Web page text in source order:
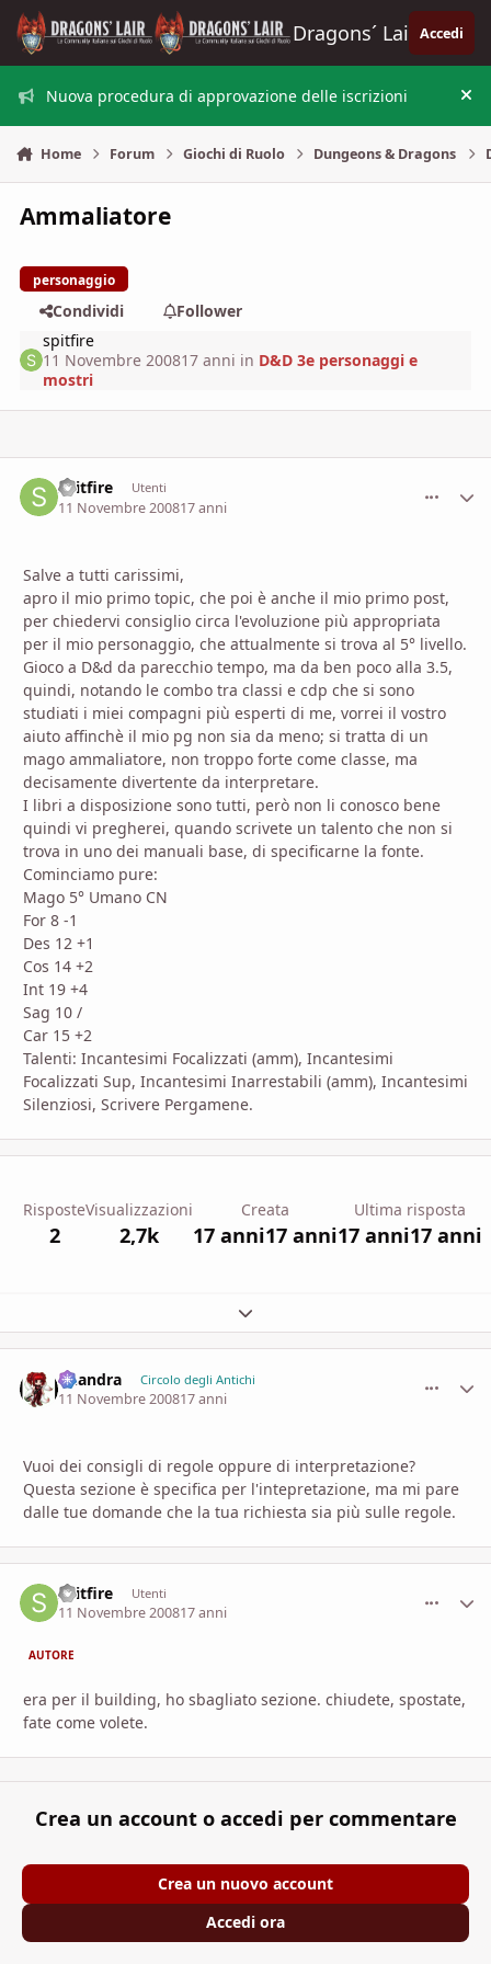
Vai al contenuto
Dragons´ Lair Accedi
Nuova procedura di approvazione delle iscrizioni
Home Forum Giochi di Ruolo Dungeons & Dragons
Ammaliatore
personaggio
Condividi
Follower
spitfire
11 Novembre 200817 anni in D&D 3e personaggi e
mostri
spitfire Utenti
11 Novembre 200817 anni
Salve a tutti carissimi,
apro il mio primo topic, che poi è anche il mio primo post,
per chiedervi consiglio circa l'evoluzione più appropriata
per il mio personaggio, che attualmente si trova al 5° livello.
Gioco a D&d da parecchio tempo, ma da ben poco alla 3.5,
quindi, notando le combo tra classi e cdp che si sono
studiati i miei compagni più esperti di me, vorrei il vostro
aiuto affinchè il mio pg non sia da meno; si tratta di un
mago ammaliatore, non troppo forte come classe, ma
decisamente divertente da interpretare.
I libri a disposizione sono tutti, però non li conosco bene
quindi vi pregherei, quando scrivete un talento che non si
trova in uno dei manuali base, di specificarne la fonte.
Cominciamo pure:
Mago 5° Umano CN
For 8 -1
Des 12 +1
Cos 14 +2
Int 19 +4
Sag 10 /
Car 15 +2
Talenti: Incantesimi Focalizzati (amm), Incantesimi
Focalizzati Sup, Incantesimi Inarrestabili (amm), Incantesimi
Silenziosi, Scrivere Pergamene.
Risposte
2
Visualizzazioni
2,7k
Creata
17 anni17 anni
Ultima risposta
17 anni17 anni
Espandi panoramica del topic
khandra Circolo degli Antichi
11 Novembre 200817 anni
Vuoi dei consigli di regole oppure di interpretazione?
Questa sezione è specifica per l'intepretazione, ma mi pare
dalle tue domande che la tua richiesta sia più sulle regole.
spitfire Utenti
11 Novembre 200817 anni
AUTORE
era per il building, ho sbagliato sezione. chiudete, spostate,
fate come volete.
Crea un account o accedi per commentare
Crea un nuovo account
Accedi ora